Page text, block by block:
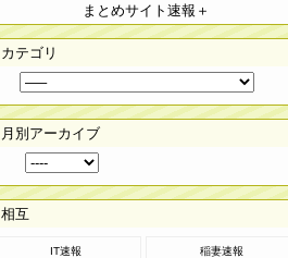
まとめサイト速報＋
カテゴリ
月別アーカイブ
相互
IT速報 稲妻速報